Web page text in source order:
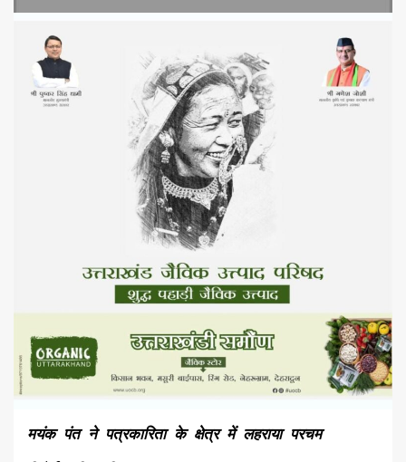
मयंक पंत ने पत्रकारिता के क्षेत्र में लहराया परचम